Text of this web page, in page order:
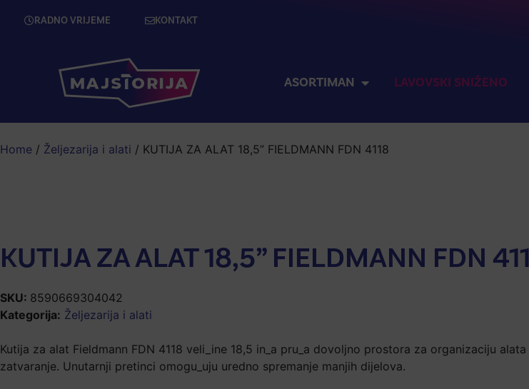
RADNO VRIJEME KONTAKT
ASORTIMAN LAVOVSKI SNIŽENO
Home / Željezarija i alati / KUTIJA ZA ALAT 18,5” FIELDMANN FDN 4118
KUTIJA ZA ALAT 18,5” FIELDMANN FDN
SKU: 8590669304042
Kategorija: Željezarija i alati
Kutija za alat Fieldmann FDN 4118 veli_ine 18,5 in_a pru_a dovoljno prostora za organizaciju
zatvaranje. Unutarnji pretinci omogu_uju uredno spremanje manjih dijelova.